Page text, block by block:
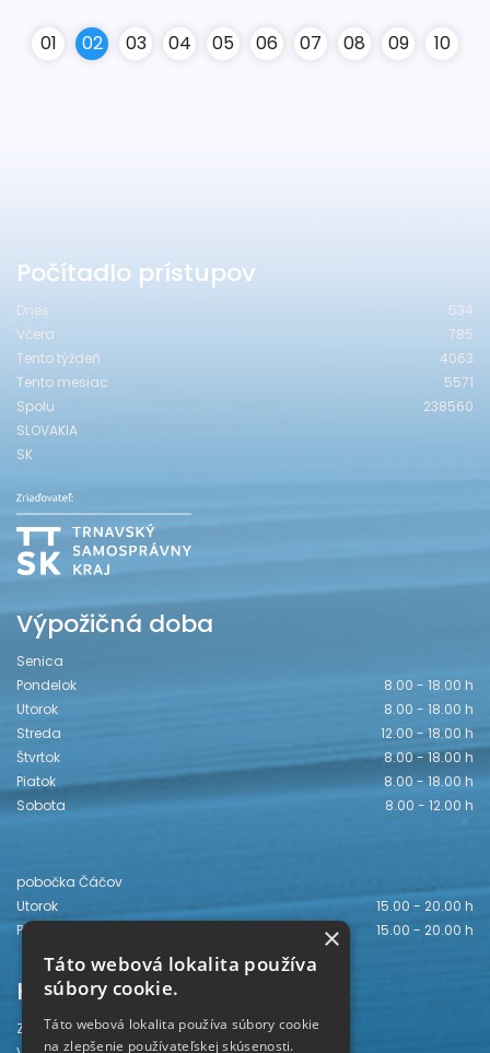
01 02 03 04 05 06 07 08 09 10
Počítadlo prístupov
Dnes
534
Včera
785
Tento týždeň
4063
Tento mesiac
5571
Spolu
238560
SLOVAKIA
SK
Výpožičná doba
Senica
Pondelok
8.00 - 18.00 h
Utorok
8.00 - 18.00 h
Streda
12.00 - 18.00 h
Štvrtok
8.00 - 18.00 h
Piatok
8.00 - 18.00 h
Sobota
8.00 - 12.00 h
pobočka Čáčov
Utorok
15.00 - 20.00 h
Piatok
15.00 - 20.00 h
Kontakt
Záhorská knižnica
×
Táto webová lokalita používa
súbory cookie.
Táto webová lokalita používa súbory cookie
na zlepšenie používateľskej skúsenosti.